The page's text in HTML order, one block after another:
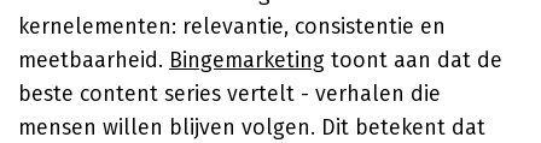
kernelementen: relevantie, consistentie en
meetbaarheid. Bingemarketing toont aan dat de
beste content series vertelt - verhalen die
mensen willen blijven volgen. Dit betekent dat